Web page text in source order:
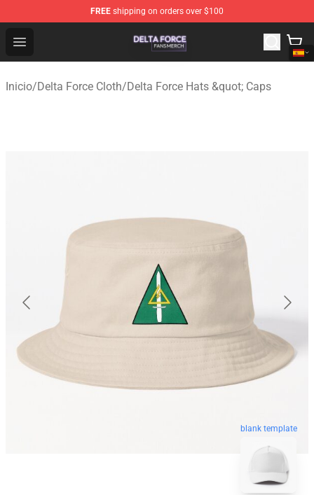
FREE shipping on orders over $100
Open menu
Delta Force Shop - Official Delta Force Merchandise
Inicio/Delta Force Cloth/Delta Force Hats &quot; Caps
blank template